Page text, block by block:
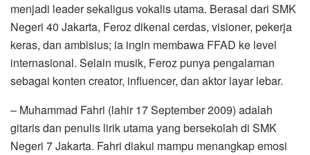
menjadi leader sekaligus vokalis utama. Berasal dari SMK
Negeri 40 Jakarta, Feroz dikenal cerdas, visioner, pekerja
keras, dan ambisius; ia ingin membawa FFAD ke level
internasional. Selain musik, Feroz punya pengalaman
sebagai konten creator, influencer, dan aktor layar lebar.
– Muhammad Fahri (lahir 17 September 2009) adalah
gitaris dan penulis lirik utama yang bersekolah di SMK
Negeri 7 Jakarta. Fahri diakui mampu menangkap emosi